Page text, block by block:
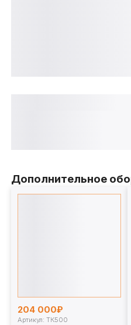
Дополнительное
204 000₽
Артикул: ТК500